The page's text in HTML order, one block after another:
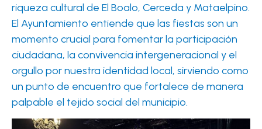
riqueza cultural de El Boalo, Cerceda y Mataelpino.
El Ayuntamiento entiende que las fiestas son un
momento crucial para fomentar la participación
ciudadana, la convivencia intergeneracional y el
orgullo por nuestra identidad local, sirviendo como
un punto de encuentro que fortalece de manera
palpable el tejido social del municipio.